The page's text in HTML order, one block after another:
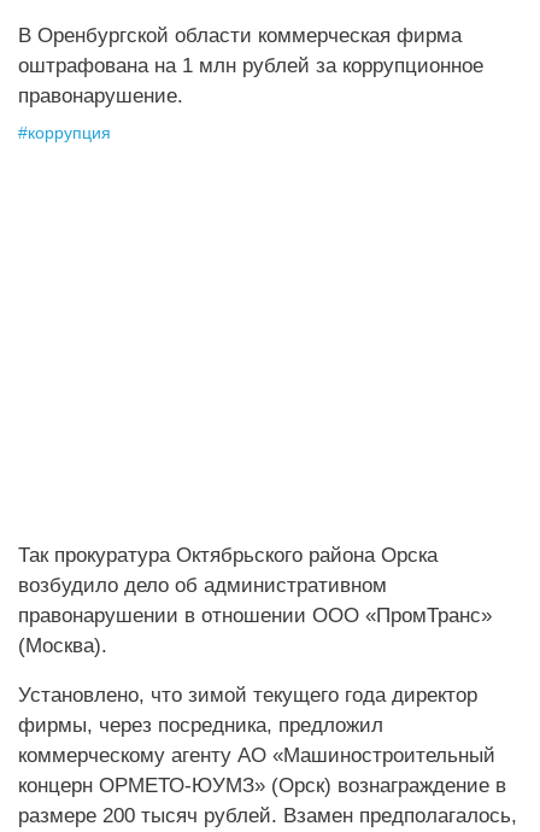
В Оренбургской области коммерческая фирма
оштрафована на 1 млн рублей за коррупционное
правонарушение.
#коррупция
Так прокуратура Октябрьского района Орска
возбудило дело об административном
правонарушении в отношении ООО «ПромТранс»
(Москва).
Установлено, что зимой текущего года директор
фирмы, через посредника, предложил
коммерческому агенту АО «Машиностроительный
концерн ОРМЕТО-ЮУМЗ» (Орск) вознаграждение в
размере 200 тысяч рублей. Взамен предполагалось,